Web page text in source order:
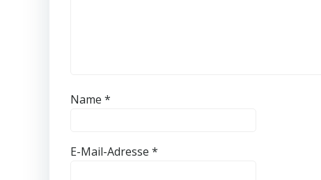
Name *
E-Mail-Adresse *